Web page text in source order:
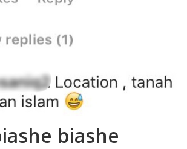
biashe